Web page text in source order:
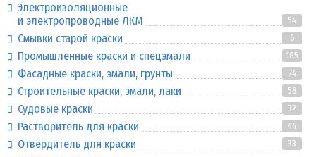
Электроизоляционные
и электропроводные ЛКМ
54
Смывки старой краски 6
Промышленные краски и спецэмали 185
Фасадные краски, эмали, грунты 74
Строительные краски, эмали, лаки 58
Судовые краски 32
Растворитель для краски 44
Отвердитель для краски 33